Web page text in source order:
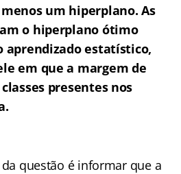
um hiperplano. As
o hiperplano ótimo
aprendizado estatístico,
em que a margem de
presentes nos
questão é informar que a